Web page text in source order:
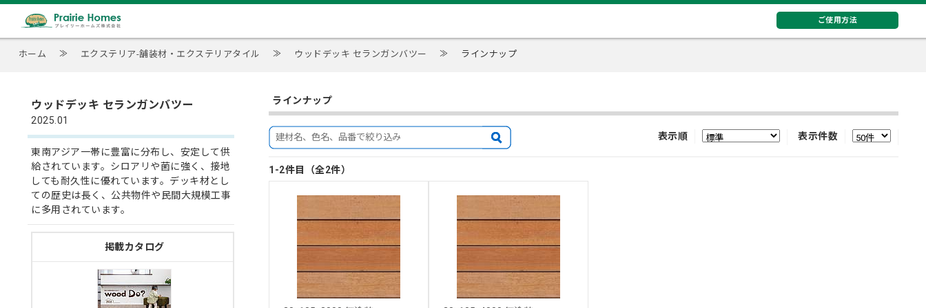
ご使用方法
ホーム ≫ エクステリア-舗装材・エクステリアタイル ≫ ウッドデッキ セランガンバツー ≫ ラインナップ
ウッドデッキ セランガンバツー
2025.01
東南アジア一帯に豊富に分布し、安定して供
給されています。シロアリや菌に強く、接地
しても耐久性に優れています。デッキ材とし
ての歴史は長く、公共物件や民間大規模工事
に多用されています。
掲載カタログ
ラインナップ
表示順 表示件数
1-2件目（全2件）